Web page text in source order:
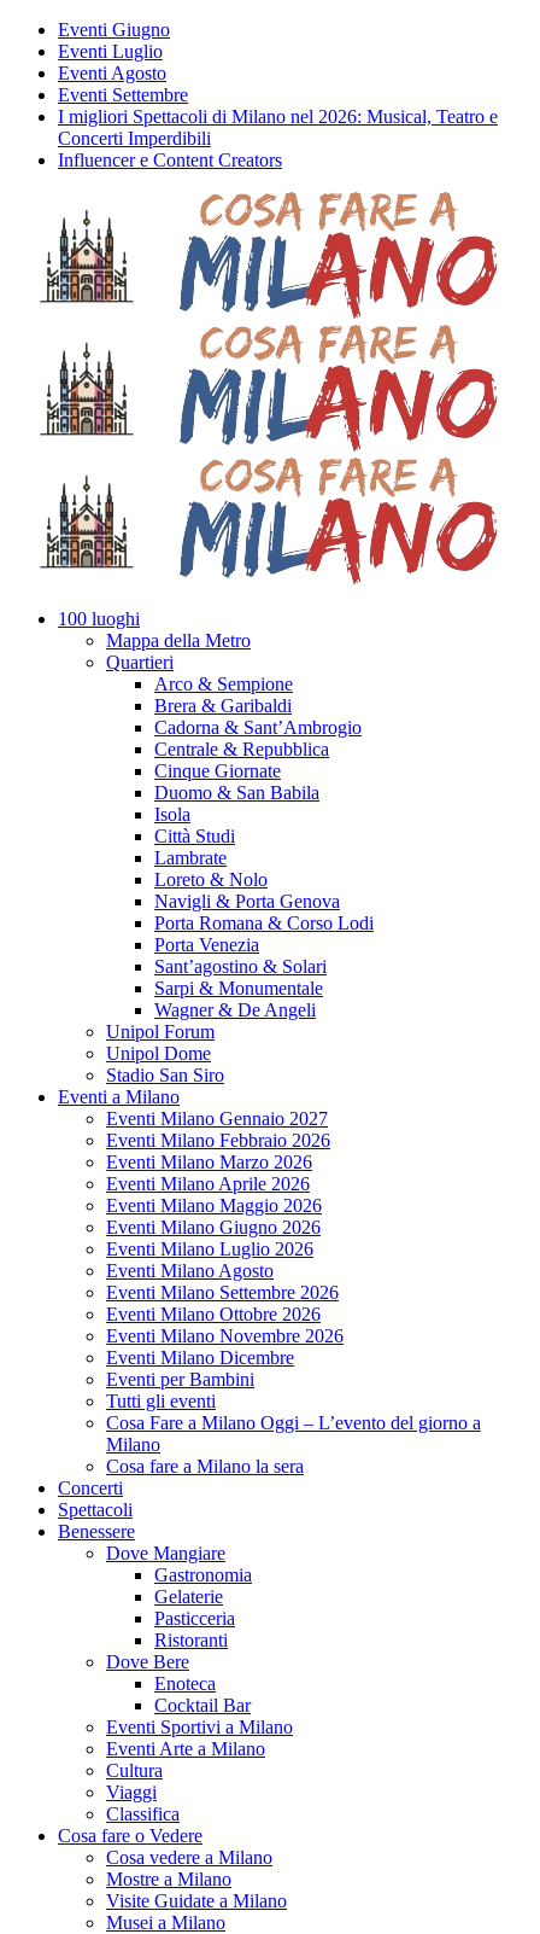
Eventi Giugno
Eventi Luglio
Eventi Agosto
Eventi Settembre
I migliori Spettacoli di Milano nel 2026: Musical, Teatro e
Concerti Imperdibili
Influencer e Content Creators
100 luoghi
Mappa della Metro
Quartieri
Arco & Sempione
Brera & Garibaldi
Cadorna & Sant’Ambrogio
Centrale & Repubblica
Cinque Giornate
Duomo & San Babila
Isola
Città Studi
Lambrate
Loreto & Nolo
Navigli & Porta Genova
Porta Romana & Corso Lodi
Porta Venezia
Sant’agostino & Solari
Sarpi & Monumentale
Wagner & De Angeli
Unipol Forum
Unipol Dome
Stadio San Siro
Eventi a Milano
Eventi Milano Gennaio 2027
Eventi Milano Febbraio 2026
Eventi Milano Marzo 2026
Eventi Milano Aprile 2026
Eventi Milano Maggio 2026
Eventi Milano Giugno 2026
Eventi Milano Luglio 2026
Eventi Milano Agosto
Eventi Milano Settembre 2026
Eventi Milano Ottobre 2026
Eventi Milano Novembre 2026
Eventi Milano Dicembre
Eventi per Bambini
Tutti gli eventi
Cosa Fare a Milano Oggi – L’evento del giorno a
Milano
Cosa fare a Milano la sera
Concerti
Spettacoli
Benessere
Dove Mangiare
Gastronomia
Gelaterie
Pasticceria
Ristoranti
Dove Bere
Enoteca
Cocktail Bar
Eventi Sportivi a Milano
Eventi Arte a Milano
Cultura
Viaggi
Classifica
Cosa fare o Vedere
Cosa vedere a Milano
Mostre a Milano
Visite Guidate a Milano
Musei a Milano